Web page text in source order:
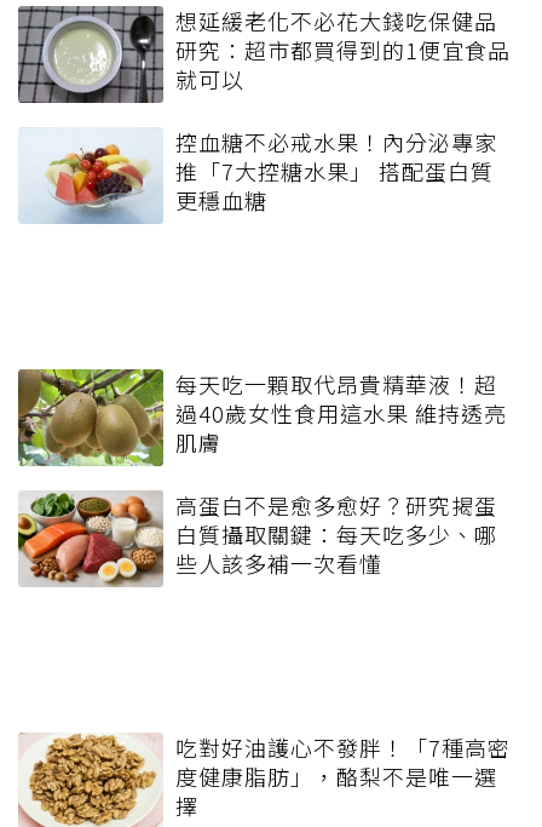
想延緩老化不必花大錢吃保健品
研究：超市都買得到的1便宜食品
就可以
控血糖不必戒水果！內分泌專家
推「7大控糖水果」 搭配蛋白質
更穩血糖
每天吃一顆取代昂貴精華液！超
過40歲女性食用這水果 維持透亮
肌膚
高蛋白不是愈多愈好？研究揭蛋
白質攝取關鍵：每天吃多少、哪
些人該多補一次看懂
吃對好油護心不發胖！「7種高密
度健康脂肪」，酪梨不是唯一選
擇